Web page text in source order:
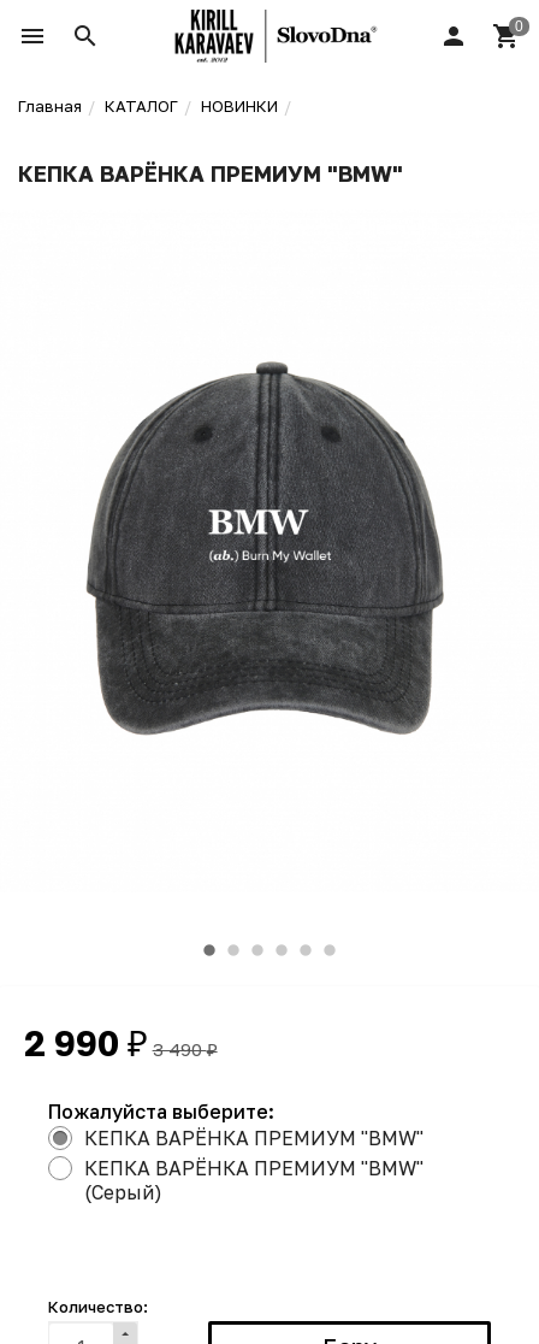
Главная КАТАЛОГ НОВИНКИ
КЕПКА ВАРЁНКА ПРЕМИУМ "BMW"
2 990 ₽ 3 490₽
Пожалуйста выберите:
КЕПКА ВАРЁНКА ПРЕМИУМ "BMW"
КЕПКА ВАРЁНКА ПРЕМИУМ "BMW"
(Серый)
Количество: